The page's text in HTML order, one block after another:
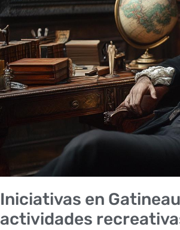
Iniciativas en
actividades